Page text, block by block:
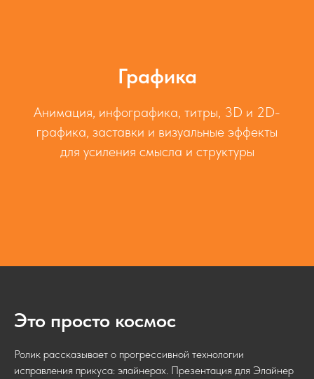
Графика
Анимация, инфографика, титры, 3D и 2D-
графика, заставки и визуальные эффекты
для усиления смысла и структуры
Это просто космос
Ролик рассказывает о прогрессивной технологии
исправления прикуса: элайнерах. Презентация для Элайнер